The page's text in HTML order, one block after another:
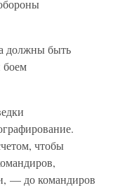
должны быть
боем
чтобы
— до командиров